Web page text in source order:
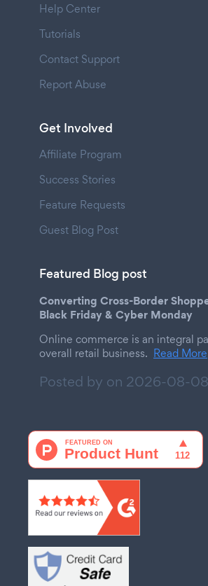
Help Center
Tutorials
Contact Support
Report Abuse
Get Involved
Affiliate Program
Success Stories
Feature Requests
Guest Blog Post
Featured Blog post
Converting Cross-Border
Black Friday & Cyber Monday
Online commerce is an integral
overall retail business. Read More
Posted by on 2026-08-08